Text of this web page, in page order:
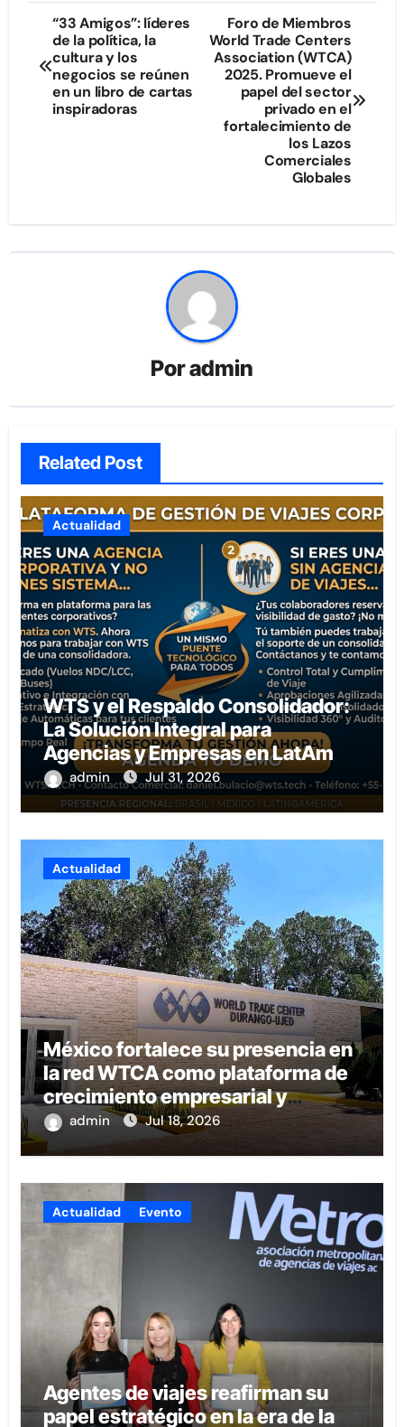
Navegación
de
entradas
“33 Amigos”: líderes
de la política, la
cultura y los
negocios se reúnen
en un libro de cartas
inspiradoras
Foro de Miembros
World Trade Centers
Association (WTCA)
2025. Promueve el
papel del sector
privado en el
fortalecimiento de
los Lazos
Comerciales
Globales
Poradmin
Related Post
Actualidad
WTS y el Respaldo Consolidador:
La Solución Integral para
Agencias y Empresas en LatAm
admin Jul 31, 2026
Actualidad
México fortalece su presencia en
la red WTCA como plataforma de
crecimiento empresarial y
conexión internacional
admin Jul 18, 2026
Actualidad Evento
Agentes de viajes reafirman su
papel estratégico en la era de la